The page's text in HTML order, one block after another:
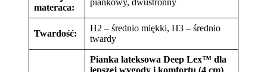
materaca:
Twardość:
H2 – średnio miękki, H3 – średnio
twardy
Pianka lateksowa Deep Lex™ dla
lepszej wygody i komfortu (4 cm)